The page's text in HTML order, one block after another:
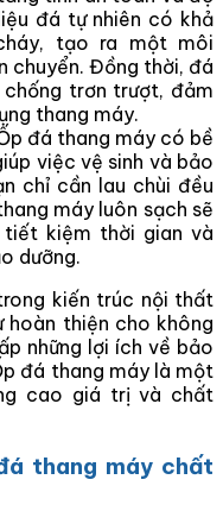
đá tự nhiên có khả
tạo ra một môi
chuyển. Đồng thời, đá
trơn trượt, đảm
thang máy.
đá thang máy có bề
việc vệ sinh và bảo
chỉ cần lau chùi đều
máy luôn sạch sẽ
kiệm thời gian và
dưỡng.
kiến trúc nội thất
hoàn thiện cho không
những lợi ích về bảo
đá thang máy là một
cao giá trị và chất
thang máy chất